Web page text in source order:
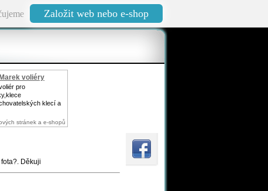
Založit web nebo e-shop
voliéry
pro
klecí a
stránek a e-shopů
Děkuji